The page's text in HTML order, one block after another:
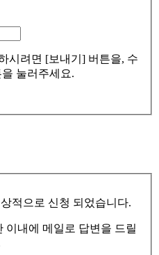
시려면 [보내기] 버튼을, 수
눌러주세요.
적으로 신청 되었습니다.
이내에 메일로 답변을 드릴